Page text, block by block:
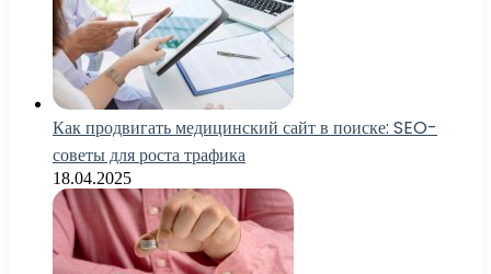
Как продвигать медицинский сайт в поиске: SEO-
советы для роста трафика
18.04.2025